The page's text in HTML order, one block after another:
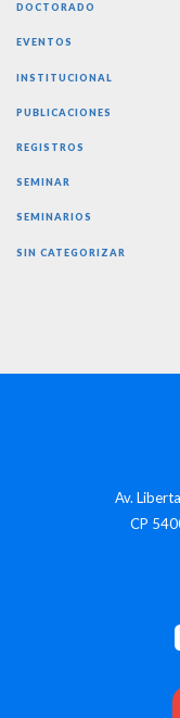
DOCTORADO
EVENTOS
INSTITUCIONAL
PUBLICACIONES
REGISTROS
SEMINAR
SEMINARIOS
SIN CATEGORIZAR
Av.
CP